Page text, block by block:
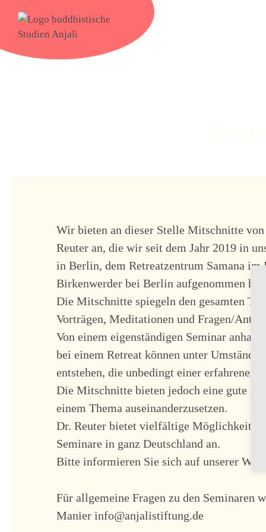
Wir bieten an dieser Stelle Mitschnitte
Reuter an, die wir seit dem Jahr 2019 in
in Berlin, dem Retreatzentrum Samana
Birkenwerder bei Berlin aufgenommen
Die Mitschnitte spiegeln den gesamten
Vorträgen, Meditationen und Fragen/
Von einem eigenständigen Seminar
bei einem Retreat können unter
entstehen, die unbedingt einer erfahrenen
Die Mitschnitte bieten jedoch eine gute
einem Thema auseinanderzusetzen.
Dr. Reuter bietet vielfältige
Seminare in ganz Deutschland an.
Bitte informieren Sie sich auf unserer
Für allgemeine Fragen zu den Seminaren
Manier info@anjalistiftung.de